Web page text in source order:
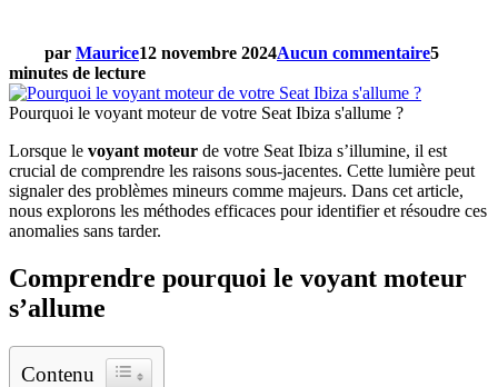
par Maurice12 novembre 2024Aucun commentaire5
minutes de lecture
Pourquoi le voyant moteur de votre Seat Ibiza s'allume ?
Lorsque le voyant moteur de votre Seat Ibiza s’illumine, il est
crucial de comprendre les raisons sous-jacentes. Cette lumière peut
signaler des problèmes mineurs comme majeurs. Dans cet article,
nous explorons les méthodes efficaces pour identifier et résoudre ces
anomalies sans tarder.
Comprendre pourquoi le voyant moteur
s’allume
Contenu